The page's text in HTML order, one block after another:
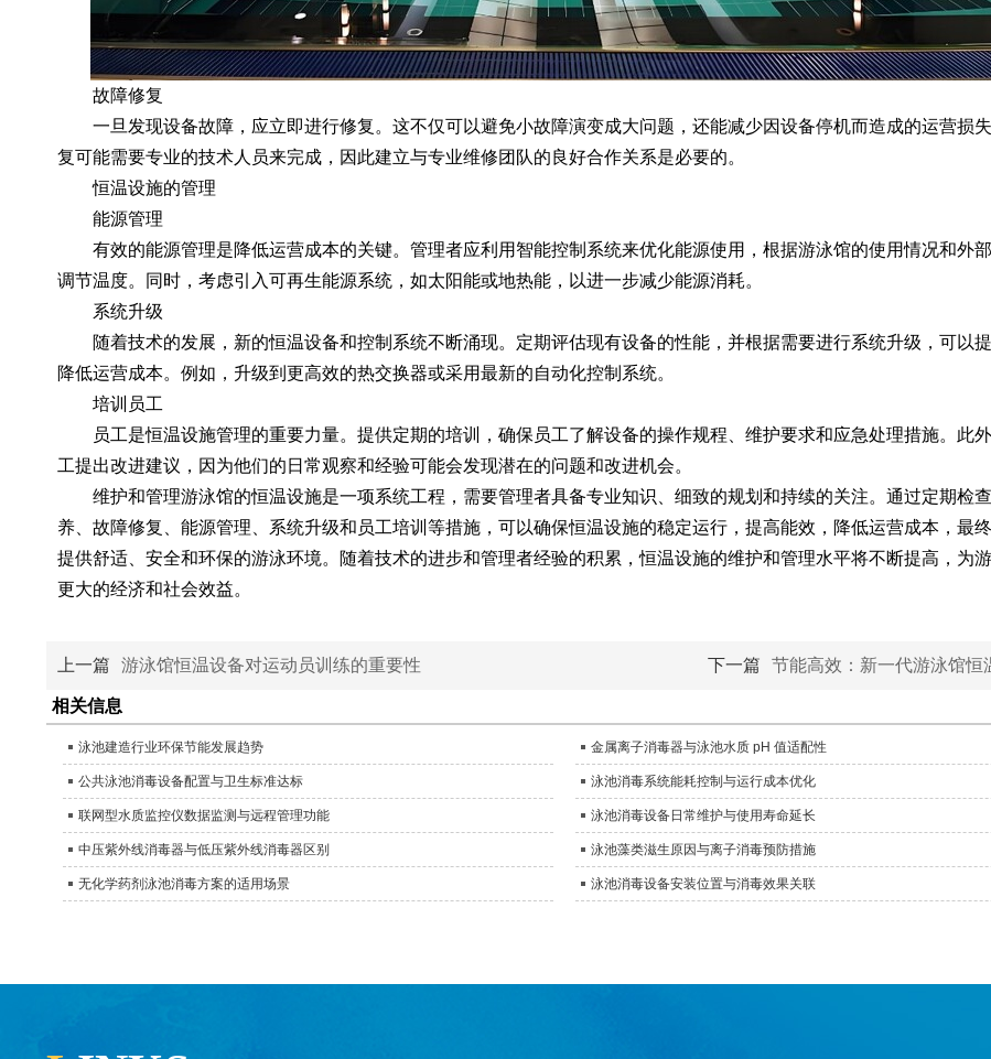
故障修复
一旦发现设备故障，应立即进行修复。这不仅可以避免小故障演变成大问题，还能减少因设备停机而造成的运营损
复可能需要专业的技术人员来完成，因此建立与专业维修团队的良好合作关系是必要的。
恒温设施的管理
能源管理
有效的能源管理是降低运营成本的关键。管理者应利用智能控制系统来优化能源使用，根据游泳馆的使用情况和外
调节温度。同时，考虑引入可再生能源系统，如太阳能或地热能，以进一步减少能源消耗。
系统升级
随着技术的发展，新的恒温设备和控制系统不断涌现。定期评估现有设备的性能，并根据需要进行系统升级，可以
降低运营成本。例如，升级到更高效的热交换器或采用最新的自动化控制系统。
培训员工
员工是恒温设施管理的重要力量。提供定期的培训，确保员工了解设备的操作规程、维护要求和应急处理措施。此
工提出改进建议，因为他们的日常观察和经验可能会发现潜在的问题和改进机会。
维护和管理游泳馆的恒温设施是一项系统工程，需要管理者具备专业知识、细致的规划和持续的关注。通过定期检
养、故障修复、能源管理、系统升级和员工培训等措施，可以确保恒温设施的稳定运行，提高能效，降低运营成本，最
提供舒适、安全和环保的游泳环境。随着技术的进步和管理者经验的积累，恒温设施的维护和管理水平将不断提高，为
更大的经济和社会效益。
上一篇 游泳馆恒温设备对运动员训练的重要性 下一篇 节能高效：新一代游泳馆恒
相关信息
泳池建造行业环保节能发展趋势 金属离子消毒器与泳池水质 pH 值适配性
公共泳池消毒设备配置与卫生标准达标 泳池消毒系统能耗控制与运行成本优化
联网型水质监控仪数据监测与远程管理功能 泳池消毒设备日常维护与使用寿命延长
中压紫外线消毒器与低压紫外线消毒器区别 泳池藻类滋生原因与离子消毒预防措施
无化学药剂泳池消毒方案的适用场景 泳池消毒设备安装位置与消毒效果关联